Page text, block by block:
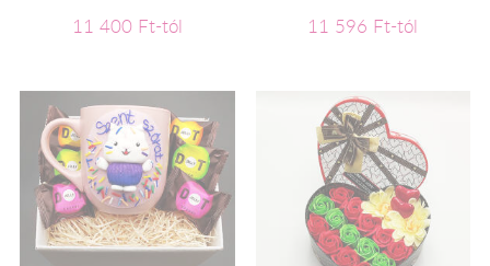
11 400 Ft-tól 11 596 Ft-tól